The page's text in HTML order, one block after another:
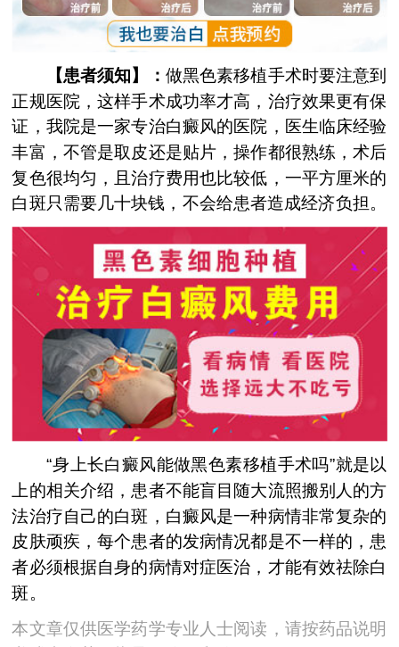
【患者须知】： 做黑色素移植手术时要注意到
正规医院，这样手术成功率才高，治疗效果更有保
证，我院是一家专治白癜风的医院，医生临床经验
丰富，不管是取皮还是贴片，操作都很熟练，术后
复色很均匀，且治疗费用也比较低，一平方厘米的
白斑只需要几十块钱，不会给患者造成经济负担。
“身上长白癜风能做黑色素移植手术吗”就是以
上的相关介绍，患者不能盲目随大流照搬别人的方
法治疗自己的白斑，白癜风是一种病情非常复杂的
皮肤顽疾，每个患者的发病情况都是不一样的，患
者必须根据自身的病情对症医治，才能有效祛除白
斑。
本文章仅供医学药学专业人士阅读，请按药品说明